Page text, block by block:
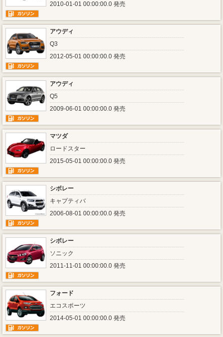
2010-01-01 00:00:00.0 発売
アウディ
Q3
2012-05-01 00:00:00.0 発売
アウディ
Q5
2009-06-01 00:00:00.0 発売
マツダ
ロードスター
2015-05-01 00:00:00.0 発売
シボレー
キャプティバ
2006-08-01 00:00:00.0 発売
シボレー
ソニック
2011-11-01 00:00:00.0 発売
フォード
エコスポーツ
2014-05-01 00:00:00.0 発売